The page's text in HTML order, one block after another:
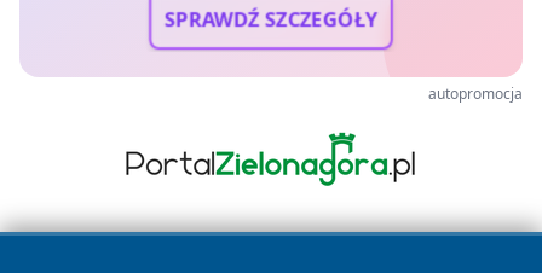
SPRAWDŹ SZCZEGÓŁY
autopromocja